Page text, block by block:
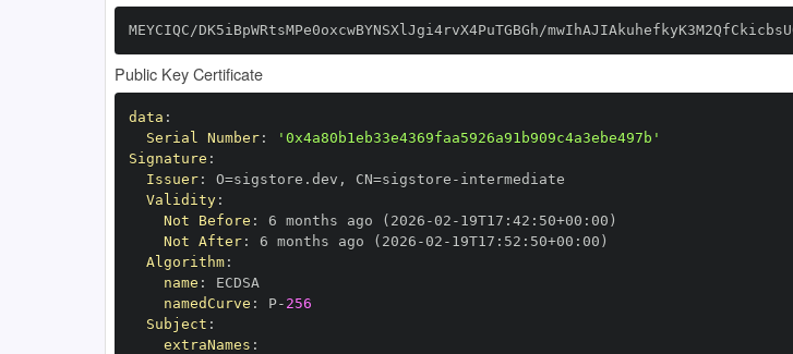
MEYCIQC/DK5iBpWRtsMPe0oxcwBYNSXlJgi4rvX4PuTGBGh/
Public Key Certificate
data :
Serial Number:
'0x4a80b1eb33e4369faa5926a91b909c4a3ebe497b'
Signature :
Issuer: O=sigstore.dev , CN=sigstore -
Validity:
Not Before : 6 months ago (2026 -02 - 19T17 : 42 : 50+00 :
Not After: 6 months ago (2026 -02 - 19T17 : 52 : 50+00 :
Algorithm:
name :
namedCurve : P- 256
Subject :
extraNames :